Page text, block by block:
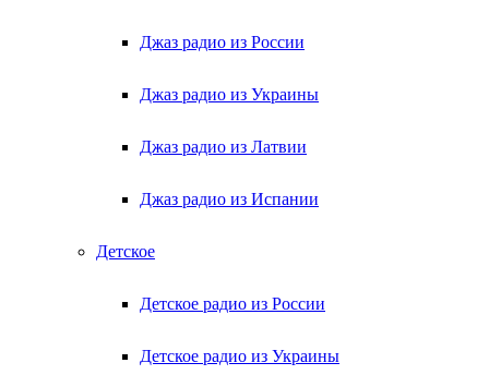
Джаз радио из России
Джаз радио из Украины
Джаз радио из Латвии
Джаз радио из Испании
Детское
Детское радио из России
Детское радио из Украины